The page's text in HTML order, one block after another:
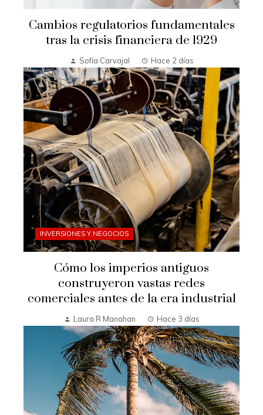
Cambios regulatorios fundamentales
tras la crisis financiera de 1929
Sofía Carvajal Hace 2 días
INVERSIONES Y NEGOCIOS
Cómo los imperios antiguos
construyeron vastas redes
comerciales antes de la era industrial
Laura R Manahan Hace 3 días